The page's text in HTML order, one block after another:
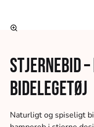
Stjernebid
bidelegetøj
Naturligt og spiseligt